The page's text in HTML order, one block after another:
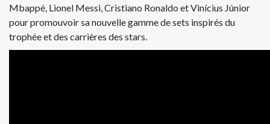
Mbappé, Lionel Messi, Cristiano Ronaldo et Vinícius Júnior
pour promouvoir sa nouvelle gamme de sets inspirés du
trophée et des carrières des stars.